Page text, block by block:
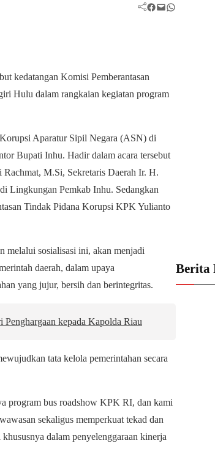
Facebook Mail WhatsApp
kedatangan Komisi Pemberantasan
Hulu dalam rangkaian kegiatan program
Aparatur Sipil Negara (ASN) di
Bupati Inhu. Hadir dalam acara tersebut
M.Si, Sekretaris Daerah Ir. H.
Lingkungan Pemkab Inhu. Sedangkan
Tindak Pidana Korupsi KPK Yulianto
melalui sosialisasi ini, akan menjadi
daerah, dalam upaya
yang jujur, bersih dan berintegritas.
kepada Kapolda Riau
tata kelola pemerintahan secara
program bus roadshow KPK RI, dan kami
sekaligus memperkuat tekad dan
dalam penyelenggaraan kinerja
Berita